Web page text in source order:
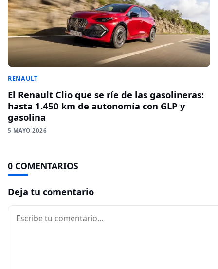
RENAULT
El Renault Clio que se ríe de las gasolineras:
hasta 1.450 km de autonomía con GLP y
gasolina
5 MAYO 2026
0 COMENTARIOS
Deja tu comentario
Comentario